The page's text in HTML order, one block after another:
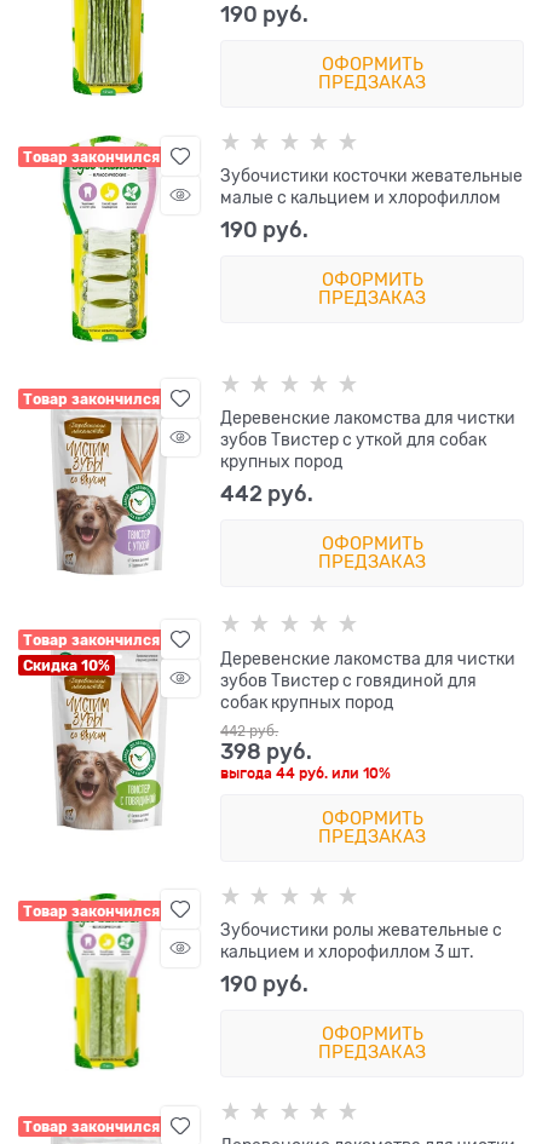
190 руб.
ОФОРМИТЬ
ПРЕДЗАКАЗ
Товар закончился
Зубочистики косточки жевательные
малые с кальцием и хлорофиллом
190 руб.
ОФОРМИТЬ
ПРЕДЗАКАЗ
Товар закончился
Деревенские лакомства для чистки
зубов Твистер с уткой для собак
крупных пород
442 руб.
ОФОРМИТЬ
ПРЕДЗАКАЗ
Товар закончился
Скидка 10%
Деревенские лакомства для чистки
зубов Твистер с говядиной для
собак крупных пород
442 руб.
398 руб.
выгода44 руб. или10%
ОФОРМИТЬ
ПРЕДЗАКАЗ
Товар закончился
Зубочистики ролы жевательные с
кальцием и хлорофиллом 3 шт.
190 руб.
ОФОРМИТЬ
ПРЕДЗАКАЗ
Товар закончился